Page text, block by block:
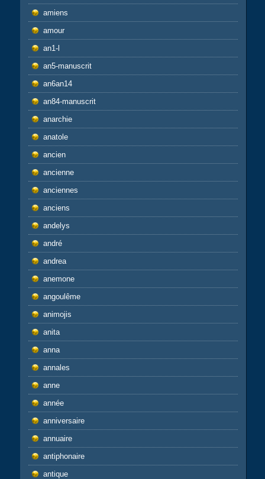
amiens
amour
an1-l
an5-manuscrit
an6an14
an84-manuscrit
anarchie
anatole
ancien
ancienne
anciennes
anciens
andelys
andré
andrea
anemone
angoulême
animojis
anita
anna
annales
anne
année
anniversaire
annuaire
antiphonaire
antique